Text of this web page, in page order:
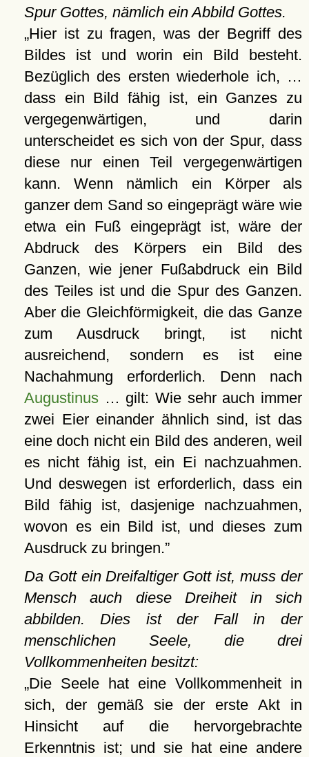
Spur Gottes, nämlich ein Abbild Gottes.
Hier ist zu fragen, was der Begriff des
Bildes ist und worin ein Bild besteht.
Bezüglich des ersten wiederhole ich, …
dass ein Bild fähig ist, ein Ganzes zu
vergegenwärtigen, und darin
unterscheidet es sich von der Spur, dass
diese nur einen Teil vergegenwärtigen
kann. Wenn nämlich ein Körper als
ganzer dem Sand so eingeprägt wäre wie
etwa ein Fuß eingeprägt ist, wäre der
Abdruck des Körpers ein Bild des
Ganzen, wie jener Fußabdruck ein Bild
des Teiles ist und die Spur des Ganzen.
Aber die Gleichförmigkeit, die das Ganze
zum Ausdruck bringt, ist nicht
ausreichend, sondern es ist eine
Nachahmung erforderlich. Denn nach
Augustinus… gilt: Wie sehr auch immer
zwei Eier einander ähnlich sind, ist das
eine doch nicht ein Bild des anderen, weil
es nicht fähig ist, ein Ei nachzuahmen.
Und deswegen ist erforderlich, dass ein
Bild fähig ist, dasjenige nachzuahmen,
wovon es ein Bild ist, und dieses zum
Ausdruck zu bringen.
Da Gott ein Dreifaltiger Gott ist, muss der
Mensch auch diese Dreiheit in sich
abbilden. Dies ist der Fall in der
menschlichen Seele, die drei
Vollkommenheiten besitzt:
Die Seele hat eine Vollkommenheit in
sich, der gemäß sie der erste Akt in
Hinsicht auf die hervorgebrachte
Erkenntnis ist; und sie hat eine andere